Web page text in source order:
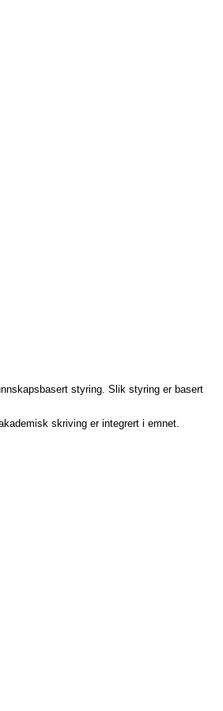
styring. Slik styring er basert
skriving er integrert i emnet.